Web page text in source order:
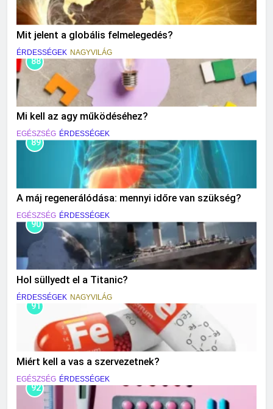
Mit jelent a globális felmelegedés?
ÉRDESSÉGEK NAGYVILÁG
88
Mi kell az agy működéséhez?
EGÉSZSÉG ÉRDESSÉGEK
89
A máj regenerálódása: mennyi időre van szükség?
EGÉSZSÉG ÉRDESSÉGEK
90
Hol süllyedt el a Titanic?
ÉRDESSÉGEK NAGYVILÁG
91
Miért kell a vas a szervezetnek?
EGÉSZSÉG ÉRDESSÉGEK
92